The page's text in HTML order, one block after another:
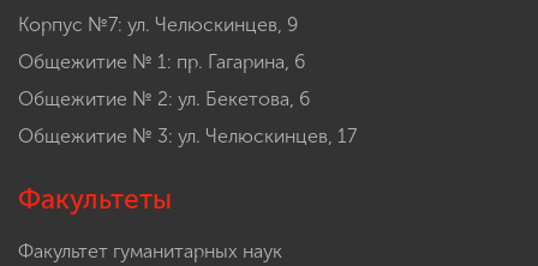
Корпус №7: ул. Челюскинцев, 9
Общежитие № 1: пр. Гагарина, 6
Общежитие № 2: ул. Бекетова, 6
Общежитие № 3: ул. Челюскинцев, 17
Факультеты
Факультет гуманитарных наук